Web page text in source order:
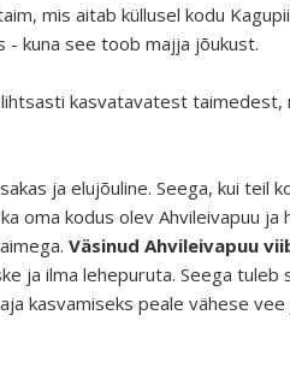
mis aitab küllusel kodu
kuna see toob majja jõukust.
kasvatavatest
ja elujõuline. Seega, kui teil
oma kodus olev Ahvileivapuu ja
Väsinud Ahvileivapuu
ja ilma lehepuruta. Seega
kasvamiseks peale vähese